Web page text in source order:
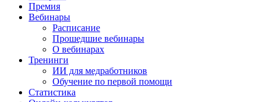
Премия
Вебинары
Расписание
Прошедшие вебинары
О вебинарах
Тренинги
ИИ для медработников
Обучение по первой помощи
Статистика